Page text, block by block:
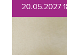
20.05.2027